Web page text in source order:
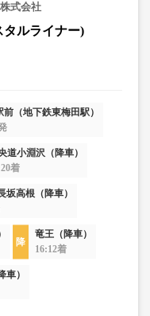
式会社
ルライナー)
前（地下鉄東梅田駅）
道小淵沢（降車）
着
坂高根（降車）
竜王（降車）
16:12着
車）